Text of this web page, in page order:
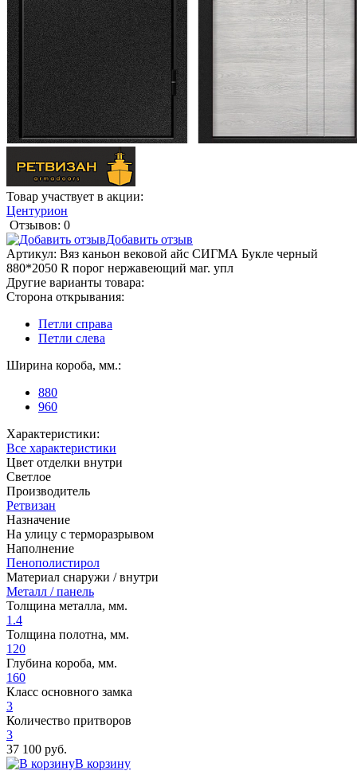
Товар участвует в акции:
Центурион
Отзывов: 0
Добавить отзыв
Артикул: Вяз каньон вековой айс СИГМА Букле черный
880*2050 R порог нержавеющий маг. упл
Другие варианты товара:
Сторона открывания:
Петли справа
Петли слева
Ширина короба, мм.:
880
960
Характеристики:
Все характеристики
Цвет отделки внутри
Светлое
Производитель
Ретвизан
Назначение
На улицу с терморазрывом
Наполнение
Пенополистирол
Материал снаружи / внутри
Металл / панель
Толщина металла, мм.
1.4
Толщина полотна, мм.
120
Глубина короба, мм.
160
Класс основного замка
3
Количество притворов
3
37 100 руб.
В корзину